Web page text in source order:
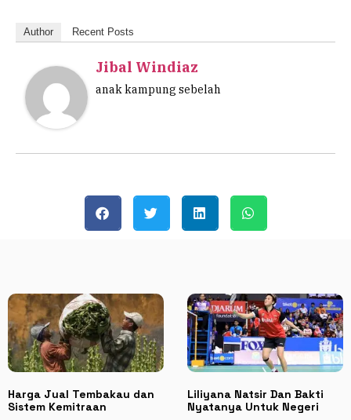
Author Recent Posts
Jibal Windiaz
anak kampung sebelah
Harga Jual Tembakau dan
Sistem Kemitraan
Liliyana Natsir Dan Bakti
Nyatanya Untuk Negeri